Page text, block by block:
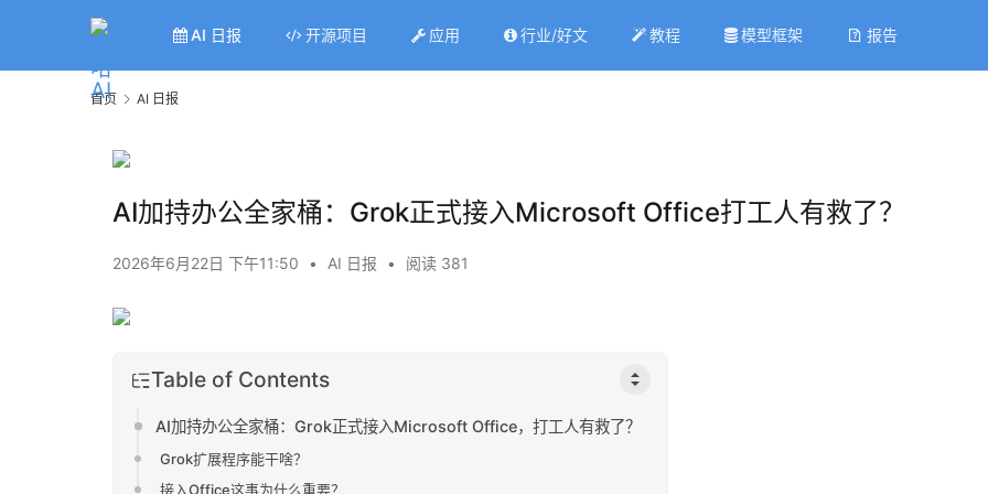
AI 日报 开源项目 应用 行业/好文 教程 模型框架 报告
首页 AI 日报
AI加持办公全家桶：Grok正式接入Microsoft Office打工人有救了？
2026年6月22日 下午11:50 • AI 日报 • 阅读 381
Table of Contents
AI加持办公全家桶：Grok正式接入Microsoft Office，打工人有救了？
Grok扩展程序能干啥？
接入Office这事为什么重要？